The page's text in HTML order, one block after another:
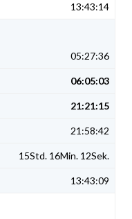
13:43:14
05:27:36
06:05:03
21:21:15
21:58:42
15Std. 16Min. 12Sek.
13:43:09